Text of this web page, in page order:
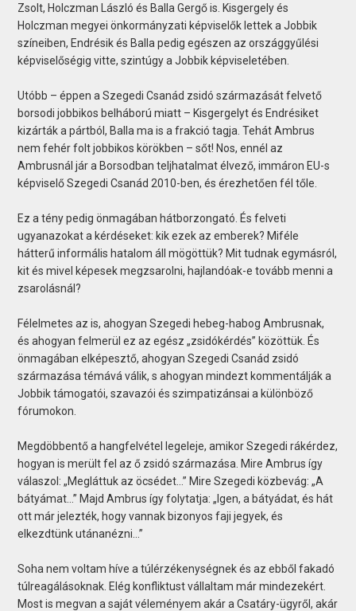
Zsolt, Holczman László és Balla Gergő is. Kisgergely és
Holczman megyei önkormányzati képviselők lettek a Jobbik
színeiben, Endrésik és Balla pedig egészen az országgyűlési
képviselőségig vitte, szintúgy a Jobbik képviseletében.
Utóbb – éppen a Szegedi Csanád zsidó származását felvető
borsodi jobbikos belháború miatt – Kisgergelyt és Endrésiket
kizárták a pártból, Balla ma is a frakció tagja. Tehát Ambrus
nem fehér folt jobbikos körökben – sőt! Nos, ennél az
Ambrusnál jár a Borsodban teljhatalmat élvező, immáron EU-s
képviselő Szegedi Csanád 2010-ben, és érezhetően fél tőle.
Ez a tény pedig önmagában hátborzongató. És felveti
ugyanazokat a kérdéseket: kik ezek az emberek? Miféle
hátterű informális hatalom áll mögöttük? Mit tudnak egymásról,
kit és mivel képesek megzsarolni, hajlandóak-e tovább menni a
zsarolásnál?
Félelmetes az is, ahogyan Szegedi hebeg-habog Ambrusnak,
és ahogyan felmerül ez az egész „zsidókérdés” közöttük. És
önmagában elképesztő, ahogyan Szegedi Csanád zsidó
származása témává válik, s ahogyan mindezt kommentálják a
Jobbik támogatói, szavazói és szimpatizánsai a különböző
fórumokon.
Megdöbbentő a hangfelvétel legeleje, amikor Szegedi rákérdez,
hogyan is merült fel az ő zsidó származása. Mire Ambrus így
válaszol: „Megláttuk az öcsédet…” Mire Szegedi közbevág: „A
bátyámat…” Majd Ambrus így folytatja: „Igen, a bátyádat, és hát
ott már jelezték, hogy vannak bizonyos faji jegyek, és
elkezdtünk utánanézni…”
Soha nem voltam híve a túlérzékenységnek és az ebből fakadó
túlreagálásoknak. Elég konfliktust vállaltam már mindezekért.
Most is megvan a saját véleményem akár a Csatáry-ügyről, akár